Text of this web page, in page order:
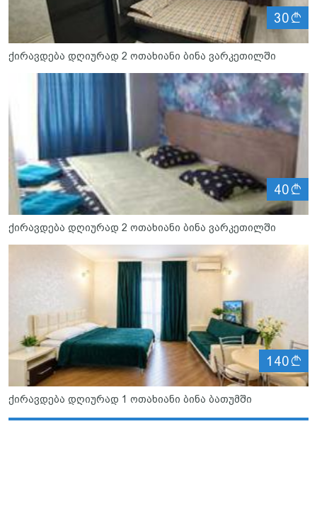
30
ქირავდება დღიურად 2 ოთახიანი ბინა ვარკეთილში
40
ქირავდება დღიურად 2 ოთახიანი ბინა ვარკეთილში
140
ქირავდება დღიურად 1 ოთახიანი ბინა ბათუმში